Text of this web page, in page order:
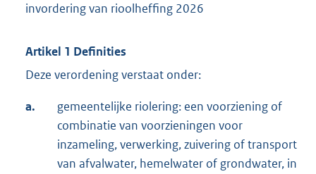
invordering van rioolheffing 2026
Artikel 1 Definities
Deze verordening verstaat onder:
a.
gemeentelijke riolering: een voorziening of
combinatie van voorzieningen voor
inzameling, verwerking, zuivering of transport
van afvalwater, hemelwater of grondwater, in